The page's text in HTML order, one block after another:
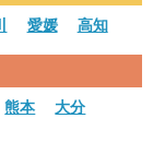
愛媛 高知
熊本
大分